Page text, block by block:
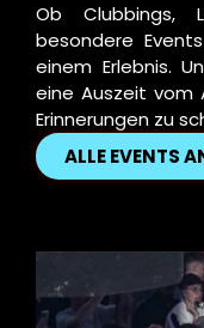
Ob Clubbings,
besondere
einem Erlebnis.
eine Auszeit vom
Erinnerungen zu
ALLE EVENTS